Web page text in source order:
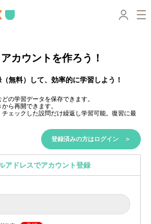
アカウントを作ろう！
無料）して、効率的に学習しよう！
どの学習データを保存できます。
ら再開できます。
チェックした設問だけ繰返し学習可能。復習に最
登録済みの方はログイン ＞
アドレスでアカウント登録